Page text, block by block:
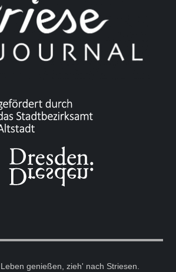
genießen, zieh' nach Striesen.